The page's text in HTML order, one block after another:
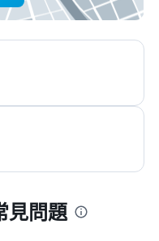
見問題